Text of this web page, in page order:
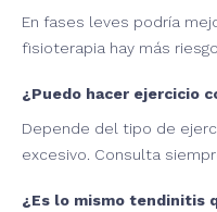
En fases leves podría
fisioterapia hay más
¿Puedo hacer ejercicio
Depende del tipo de
excesivo. Consulta
¿Es lo mismo tendinitis